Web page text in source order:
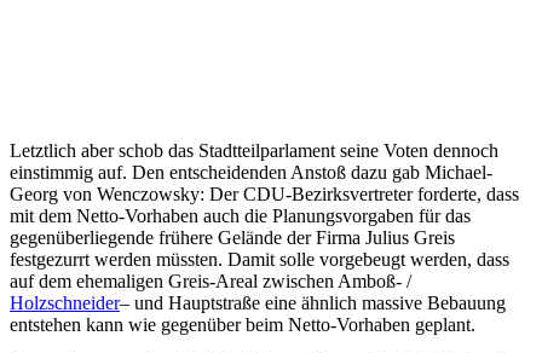
Letztlich aber schob das Stadtteilparlament seine Voten dennoch
einstimmig auf. Den entscheidenden Anstoß dazu gab Michael-
Georg von Wenczowsky: Der CDU-Bezirksvertreter forderte, dass
mit dem Netto-Vorhaben auch die Planungsvorgaben für das
gegenüberliegende frühere Gelände der Firma Julius Greis
festgezurrt werden müssten. Damit solle vorgebeugt werden, dass
auf dem ehemaligen Greis-Areal zwischen Amboß- /
Holzschneider– und Hauptstraße eine ähnlich massive Bebauung
entstehen kann wie gegenüber beim Netto-Vorhaben geplant.